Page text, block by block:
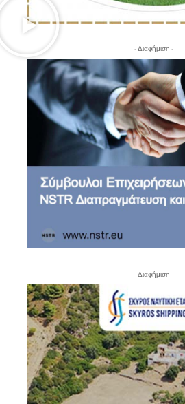
- Διαφήμιση -
- Διαφήμιση -